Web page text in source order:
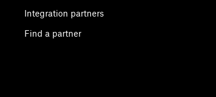
Integration partners
Find a partner